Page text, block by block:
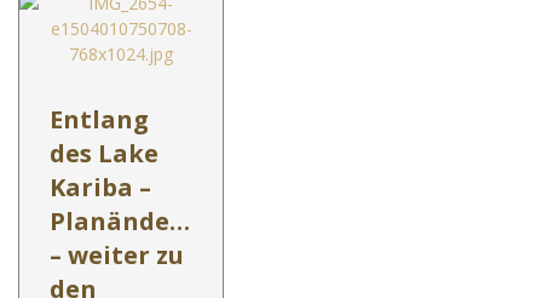
Entlang
des Lake
Kariba –
Planänderung
– weiter zu
den